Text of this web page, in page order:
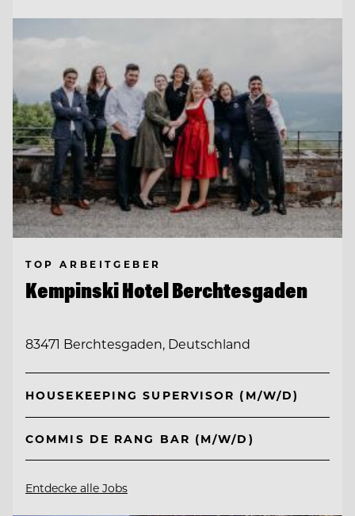
TOP ARBEITGEBER
Kempinski Hotel Berchtesgaden
83471 Berchtesgaden, Deutschland
HOUSEKEEPING SUPERVISOR (M/W/D)
COMMIS DE RANG BAR (M/W/D)
Entdecke alle Jobs